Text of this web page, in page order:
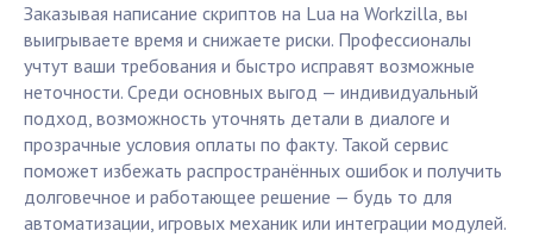
Заказывая написание скриптов на Lua на Workzilla, вы
выигрываете время и снижаете риски. Профессионалы
учтут ваши требования и быстро исправят возможные
неточности. Среди основных выгод — индивидуальный
подход, возможность уточнять детали в диалоге и
прозрачные условия оплаты по факту. Такой сервис
поможет избежать распространённых ошибок и получить
долговечное и работающее решение — будь то для
автоматизации, игровых механик или интеграции модулей.